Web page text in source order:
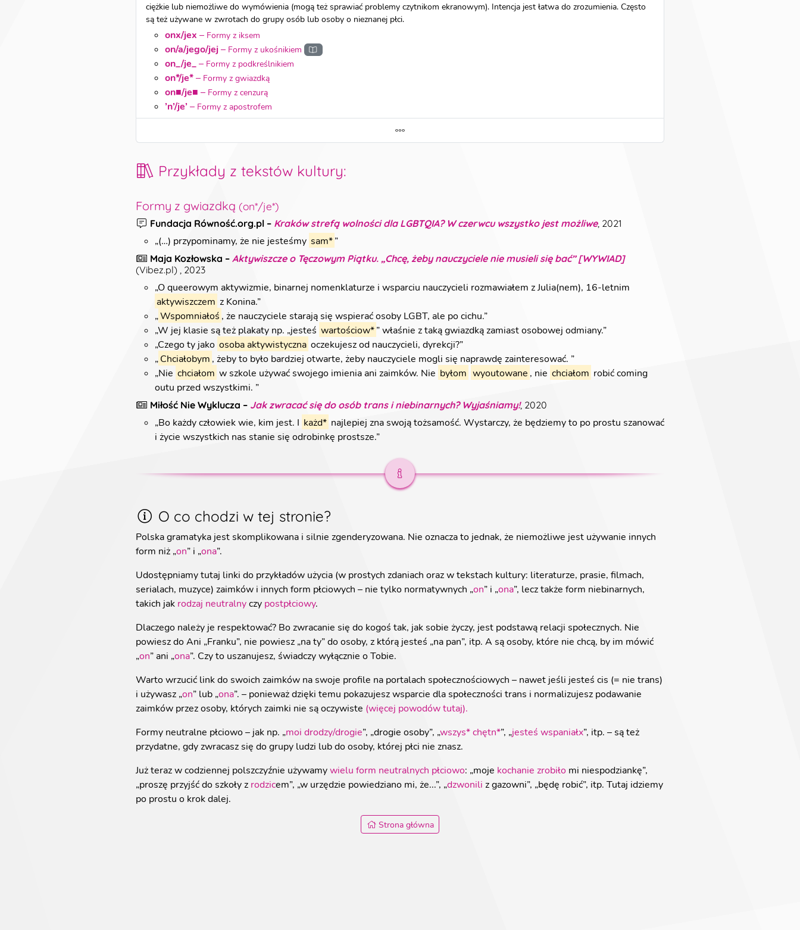
ciężkie lub niemożliwe do wymówienia (mogą też sprawiać problemy czytnikom ekranowym). Intencja jest łatwa do zrozumienia. Często
są też używane w zwrotach do grupy osób lub osoby o nieznanej płci.
onx/jex – Formy z iksem
on/a/jego/jej – Formy z ukośnikiem
on_/je_ – Formy z podkreślnikiem
on*/je* – Formy z gwiazdką
on■/je■ – Formy z cenzurą
’n’/je’ – Formy z apostrofem
Przykłady z tekstów kultury:
Formy z gwiazdką (on*/je*)
Fundacja Równość.org.pl – Kraków strefą wolności dla LGBTQIA? W czerwcu wszystko jest możliwe, 2021
„(…) przypominamy, że nie jesteśmy sam* ”
Maja Kozłowska – Aktywiszcze o Tęczowym Piątku. „Chcę, żeby nauczyciele nie musieli się bać” [WYWIAD]
(Vibez.pl)
, 2023
„O queerowym aktywizmie, binarnej nomenklaturze i wsparciu nauczycieli rozmawiałem z Julia(nem), 16-letnim
aktywiszczem z Konina.”
„Wspomniałoś , że nauczyciele starają się wspierać osoby LGBT, ale po cichu.”
„W jej klasie są też plakaty np. „jesteś wartościow* ” właśnie z taką gwiazdką zamiast osobowej odmiany.”
„Czego ty jako osoba aktywistyczna oczekujesz od nauczycieli, dyrekcji?”
„ Chciałobym , żeby to było bardziej otwarte, żeby nauczyciele mogli się naprawdę zainteresować. ”
„Nie chciałom w szkole używać swojego imienia ani zaimków. Nie byłom wyoutowane , nie chciałom robić coming
outu przed wszystkimi. ”
Miłość Nie Wyklucza – Jak zwracać się do osób trans i niebinarnych? Wyjaśniamy!, 2020
„Bo każdy człowiek wie, kim jest. I każd* najlepiej zna swoją tożsamość. Wystarczy, że będziemy to po prostu szanować
i życie wszystkich nas stanie się odrobinkę prostsze.”
O co chodzi w tej stronie?
Polska gramatyka jest skomplikowana i silnie zgenderyzowana. Nie oznacza to jednak, że niemożliwe jest używanie innych
form niż „on” i „ona”.
Udostępniamy tutaj linki do przykładów użycia (w prostych zdaniach oraz w tekstach kultury: literaturze, prasie, filmach,
serialach, muzyce) zaimków i innych form płciowych – nie tylko normatywnych „on” i „ona”, lecz także form niebinarnych,
takich jak rodzaj neutralny czy postpłciowy.
Dlaczego należy je respektować? Bo zwracanie się do kogoś tak, jak sobie życzy, jest podstawą relacji społecznych. Nie
powiesz do Ani „Franku”, nie powiesz „na ty” do osoby, z którą jesteś „na pan”, itp. A są osoby, które nie chcą, by im mówić
„on” ani „ona”. Czy to uszanujesz, świadczy wyłącznie o Tobie.
Warto wrzucić link do swoich zaimków na swoje profile na portalach społecznościowych – nawet jeśli jesteś cis (= nie trans)
i używasz „on” lub „ona”. – ponieważ dzięki temu pokazujesz wsparcie dla społeczności trans i normalizujesz podawanie
zaimków przez osoby, których zaimki nie są oczywiste (więcej powodów tutaj).
Formy neutralne płciowo – jak np. „moi drodzy/drogie”, „drogie osoby”, „wszys* chętn*”, „jesteś wspaniałx”, itp. – są też
przydatne, gdy zwracasz się do grupy ludzi lub do osoby, której płci nie znasz.
Już teraz w codziennej polszczyźnie używamy wielu form neutralnych płciowo: „moje kochanie zrobiło mi niespodziankę”,
„proszę przyjść do szkoły z rodzicem”, „w urzędzie powiedziano mi, że...”, „dzwonili z gazowni”, „będę robić”, itp. Tutaj idziemy
po prostu o krok dalej.
Strona główna